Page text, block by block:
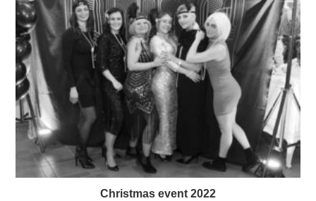
Christmas event 2022